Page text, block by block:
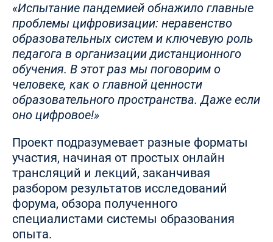
«Испытание пандемией обнажило главные
проблемы цифровизации: неравенство
образовательных систем и ключевую роль
педагога в организации дистанционного
обучения. В этот раз мы поговорим о
человеке, как о главной ценности
образовательного пространства. Даже если
оно цифровое!»
Проект подразумевает разные форматы
участия, начиная от простых онлайн
трансляций и лекций, заканчивая
разбором результатов исследований
форума, обзора полученного
специалистами системы образования
опыта.